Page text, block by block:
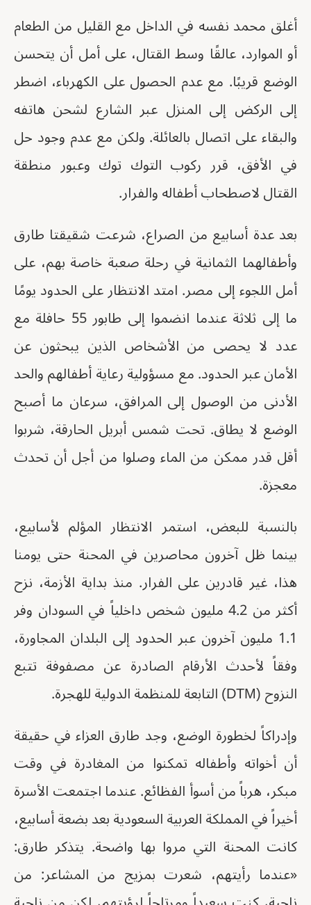
أغلق محمد نفسه في الداخل مع القليل من الطعام
أو الموارد، عالقًا وسط القتال، على أمل أن يتحسن
الوضع قريبًا. مع عدم الحصول على الكهرباء، اضطر
إلى الركض إلى المنزل عبر الشارع لشحن هاتفه
والبقاء على اتصال بالعائلة. ولكن مع عدم وجود حل
في الأفق، قرر ركوب التوك توك وعبور منطقة
القتال لاصطحاب أطفاله والفرار.
بعد عدة أسابيع من الصراع، شرعت شقيقتا طارق
وأطفالهما الثمانية في رحلة صعبة خاصة بهم، على
أمل اللجوء إلى مصر. امتد الانتظار على الحدود يومًا
ما إلى ثلاثة عندما انضموا إلى طابور 55 حافلة مع
عدد لا يحصى من الأشخاص الذين يبحثون عن
الأمان عبر الحدود. مع مسؤولية رعاية أطفالهم والحد
الأدنى من الوصول إلى المرافق، سرعان ما أصبح
الوضع لا يطاق. تحت شمس أبريل الحارقة، شربوا
أقل قدر ممكن من الماء وصلوا من أجل أن تحدث
معجزة.
بالنسبة للبعض، استمر الانتظار المؤلم لأسابيع،
بينما ظل آخرون محاصرين في المحنة حتى يومنا
هذا، غير قادرين على الفرار. منذ بداية الأزمة، نزح
أكثر من 4.2 مليون شخص داخلياً في السودان وفر
1.1 مليون آخرون عبر الحدود إلى البلدان المجاورة،
وفقاً لأحدث الأرقام الصادرة عن مصفوفة تتبع
النزوح (DTM) التابعة للمنظمة الدولية للهجرة.
وإدراكاً لخطورة الوضع، وجد طارق العزاء في حقيقة
أن أخواته وأطفاله تمكنوا من المغادرة في وقت
مبكر، هرباً من أسوأ الفظائع. عندما اجتمعت الأسرة
أخيراً في المملكة العربية السعودية بعد بضعة أسابيع،
كانت المحنة التي مروا بها واضحة. يتذكر طارق:
«عندما رأيتهم، شعرت بمزيج من المشاعر: من